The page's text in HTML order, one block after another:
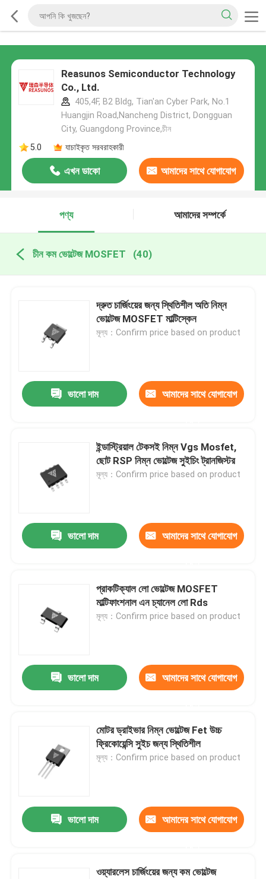
Reasunos Semiconductor Technology
Co., Ltd.
405,4F, B2 Bldg, Tian'an Cyber Park, No.1
Huangjin Road,Nancheng District, Dongguan
City, Guangdong Province,চীন
5.0
যাচাইকৃত সরবরাহকারী
এখন ডাকো আমাদের সাথে যোগাযোগ
পণ্য
আমাদের সম্পর্কে
চীন কম ভোল্টেজ MOSFET (40)
দ্রুত চার্জিংয়ের জন্য স্থিতিশীল অতি নিম্ন
ভোল্টেজ MOSFET মাল্টিস্কেন
মূল্য：Confirm price based on product
ভালো দাম আমাদের সাথে যোগাযোগ
ইন্ডাস্ট্রিয়াল টেকসই নিম্ন Vgs Mosfet,
ছোট RSP নিম্ন ভোল্টেজ সুইচিং ট্রানজিস্টর
মূল্য：Confirm price based on product
ভালো দাম আমাদের সাথে যোগাযোগ
প্রাকটিক্যাল লো ভোল্টেজ MOSFET
মাল্টিফাংশনাল এন চ্যানেল লো Rds
মূল্য：Confirm price based on product
ভালো দাম আমাদের সাথে যোগাযোগ
মোটর ড্রাইভার নিম্ন ভোল্টেজ Fet উচ্চ
ফ্রিকোয়েন্সি সুইচ জন্য স্থিতিশীল
মূল্য：Confirm price based on product
ভালো দাম আমাদের সাথে যোগাযোগ
ওয়্যারলেস চার্জিংয়ের জন্য কম ভোল্টেজ